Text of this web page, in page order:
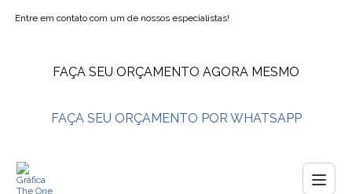
Entre em contato com um de nossos especialistas!
FAÇA SEU ORÇAMENTO AGORA MESMO
FAÇA SEU ORÇAMENTO POR WHATSAPP